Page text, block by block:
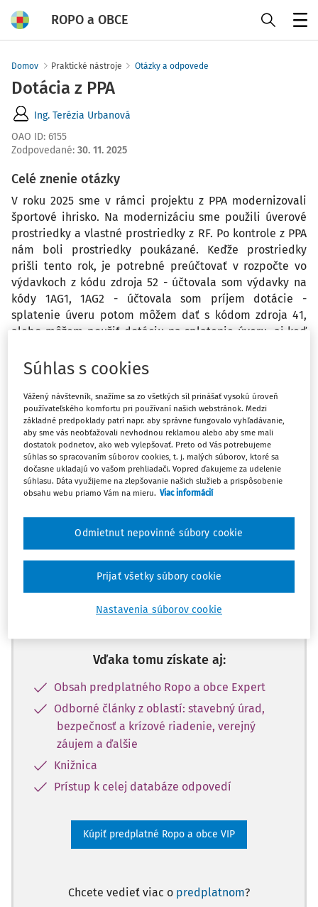
ROPO a OBCE
Domov Praktické nástroje Otázky a odpovede
Dotácia z PPA
Ing. Terézia Urbanová
OAO ID: 6155
Zodpovedané: 30. 11. 2025
Celé znenie otázky
V roku 2025 sme v rámci projektu z PPA modernizovali
športové ihrisko. Na modernizáciu sme použili úverové
prostriedky a vlastné prostriedky z RF. Po kontrole z PPA
nám boli prostriedky poukázané. Keďže prostriedky
prišli tento rok, je potrebné preúčtovať v rozpočte vo
výdavkoch z kódu zdroja 52 - účtovala som výdavky na
kódy 1AG1, 1AG2 - účtovala som príjem dotácie -
splatenie úveru potom môžem dať s kódom zdroja 41,
alebo môžem použiť dotáciu na splatenie úveru, aj keď
realizácia modernizácie?
Odpoveď
Máte predplatné? Prihláste sa
Tento dokument je len pre
predplatiteľov Ropo a obce VIP.
Odomknite si prístup zakúpením
predplatného.
Vďaka tomu získate aj:
Obsah predplatného Ropo a obce Expert
Odborné články z oblastí: stavebný úrad,
bezpečnosť a krízové riadenie, verejný
záujem a ďalšie
Knižnica
Prístup k celej databáze odpovedí
Kúpiť predplatné Ropo a obce VIP
Chcete vedieť viac o predplatnom?
Súhlas s cookies
Vážený návštevník, snažíme sa zo všetkých síl prinášať vysokú úroveň
používateľského komfortu pri používaní našich webstránok. Medzi
základné predpoklady patrí napr. aby správne fungovalo vyhľadávanie,
aby sme vás neobťažovali nevhodnou reklamou alebo aby sme mali
dostatok podnetov, ako web vylepšovať. Preto od Vás potrebujeme
súhlas so spracovaním súborov cookies, t. j. malých súborov, ktoré sa
dočasne ukladajú vo vašom prehliadači. Vopred ďakujeme za udelenie
súhlasu. Dáta využijeme na zlepšovanie našich služieb a prispôsobenie
obsahu webu priamo Vám na mieru. Viac informácií
Nastavenia súborov cookie
Odmietnut nepovinné súbory cookie
Prijať všetky súbory cookie